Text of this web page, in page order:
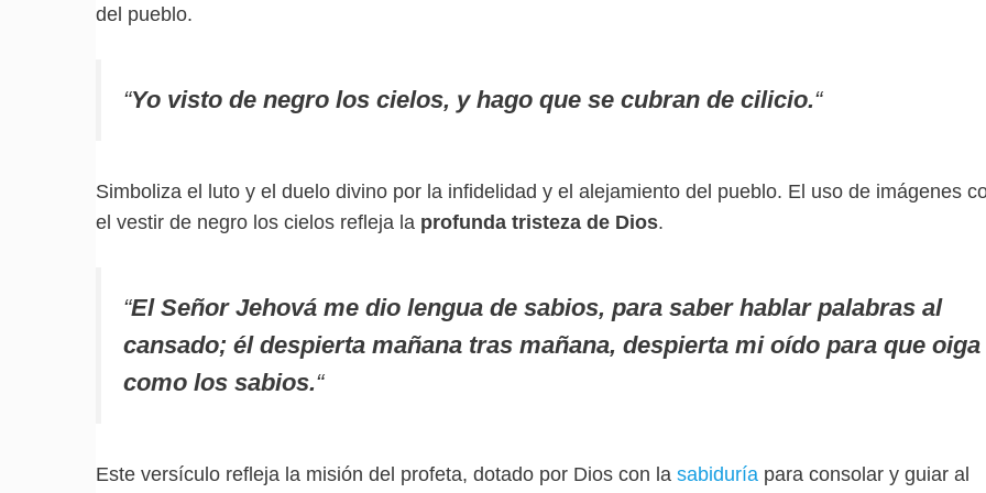
del pueblo.
“Yo visto de negro los cielos, y hago que se cubran de cilicio.“
Simboliza el luto y el duelo divino por la infidelidad y el alejamiento del pueblo. El uso de imágenes
el vestir de negro los cielos refleja la profunda tristeza de Dios.
“El Señor Jehová me dio lengua de sabios, para saber hablar palabras al
cansado; él despierta mañana tras mañana, despierta mi oído para que oiga
como los sabios.“
Este versículo refleja la misión del profeta, dotado por Dios con la sabiduría para consolar y guiar al